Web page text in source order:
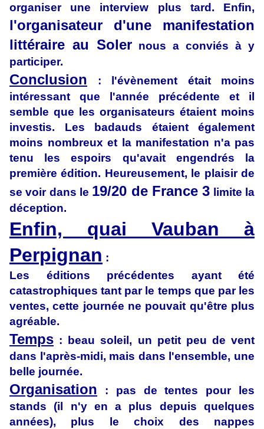
organiser une interview plus tard. Enfin,
l'organisateur d'une manifestation
littéraire au Soler nous a conviés à y
participer.
Conclusion : l'évènement était moins
intéressant que l'année précédente et il
semble que les organisateurs étaient moins
investis. Les badauds étaient également
moins nombreux et la manifestation n'a pas
tenu les espoirs qu'avait engendrés la
première édition. Heureusement, le plaisir de
se voir dans le 19/20 de France 3 limite la
déception.
Enfin, quai Vauban à
Perpignan :
Les éditions précédentes ayant été
catastrophiques tant par le temps que par les
ventes, cette journée ne pouvait qu'être plus
agréable.
Temps : beau soleil, un petit peu de vent
dans l'après-midi, mais dans l'ensemble, une
belle journée.
Organisation : pas de tentes pour les
stands (il n'y en a plus depuis quelques
années), plus le choix des nappes